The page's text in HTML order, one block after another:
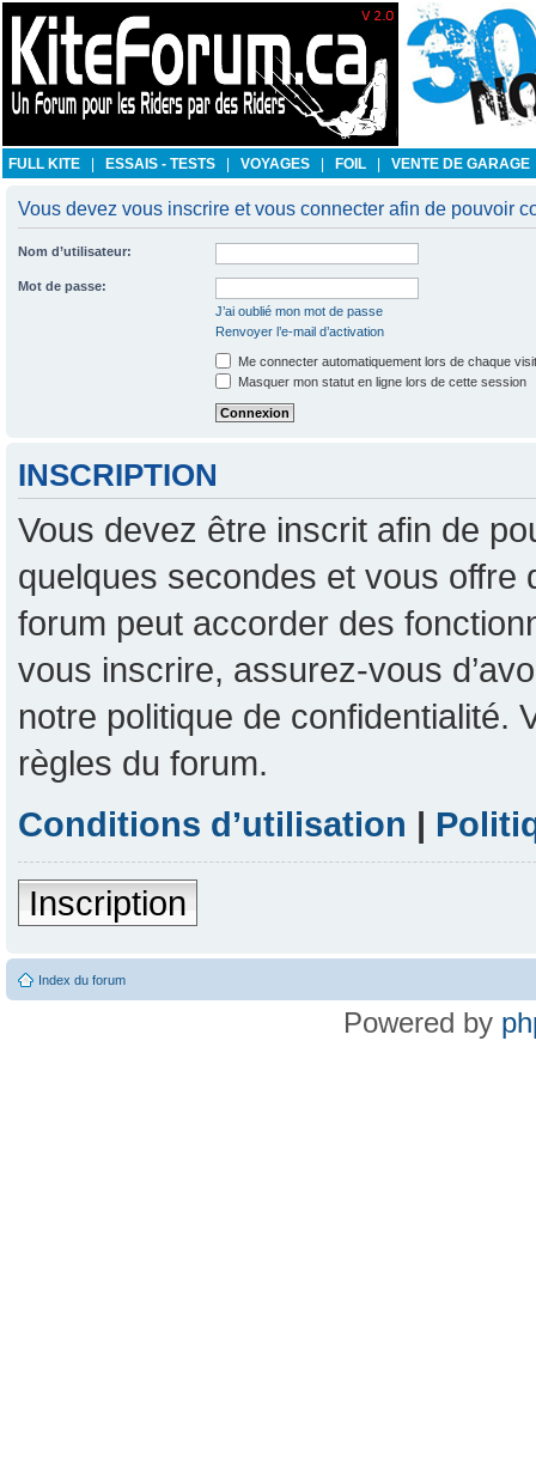
FULL KITE ESSAIS - TESTS VOYAGES FOIL VENTE DE GARAGE
Vous devez vous inscrire et vous connecter afin de pouvoir
Nom d’utilisateur:
Mot de passe:
J’ai oublié mon mot de passe
Renvoyer l’e-mail d’activation
Me connecter automatiquement lors de chaque
Masquer mon statut en ligne lors de cette session
INSCRIPTION
Vous devez être inscrit afin de
quelques secondes et vous offre
forum peut accorder des
vous inscrire, assurez-vous
notre politique de confidentialité.
règles du forum.
Conditions d’utilisation |
Inscription
Index du forum
Powered by